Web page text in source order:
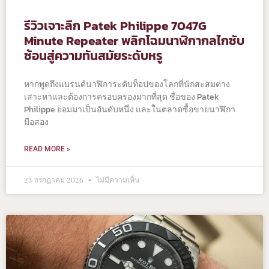
รีวิวเจาะลึก Patek Philippe 7047G
Minute Repeater พลิกโฉมนาฬิกากลไกซับ
ซ้อนสู่ความทันสมัยระดับหรู
หากพูดถึงแบรนด์นาฬิการะดับท็อปของโลกที่นักสะสมต่าง
เสาะหาและต้องการครอบครองมากที่สุด ชื่อของ Patek
Philippe ย่อมมาเป็นอันดับหนึ่ง และในตลาดซื้อขายนาฬิกา
มือสอง
READ MORE »
23 กรกฎาคม 2026 ไม่มีความเห็น